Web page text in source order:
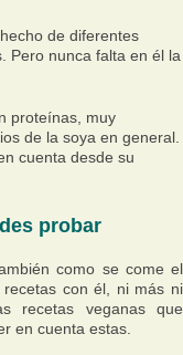
de diferentes
Pero nunca falta en él la
proteínas, muy
de la soya en general.
cuenta desde su
probar
como se come el
con él, ni más ni
recetas veganas que
en cuenta estas.